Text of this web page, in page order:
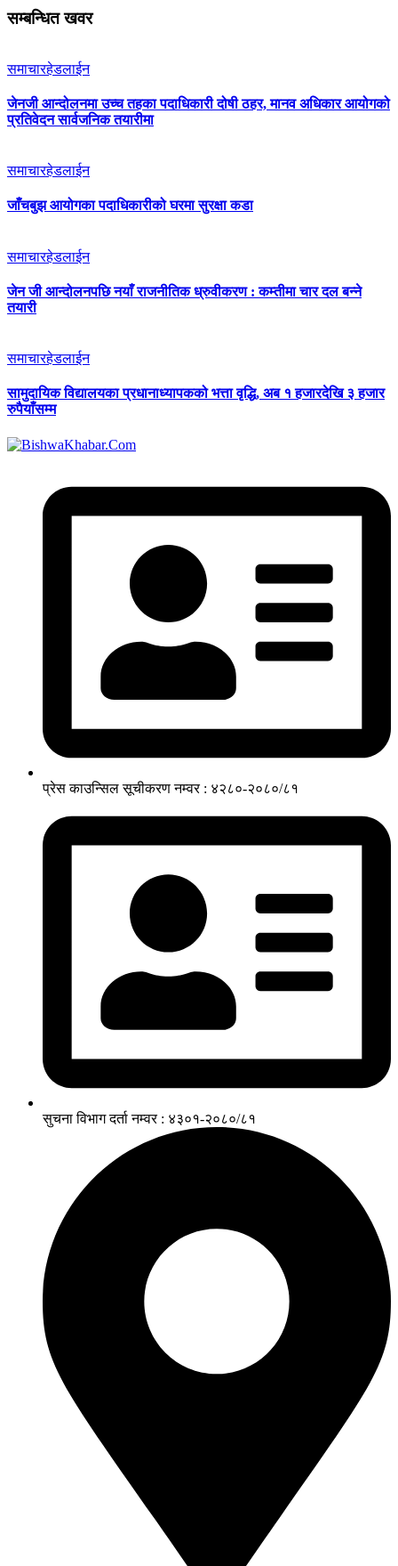
सम्बन्धित खवर
समाचारहेडलाईन
जेनजी आन्दोलनमा उच्च तहका पदाधिकारी दोषी ठहर, मानव अधिकार आयोगको
प्रतिवेदन सार्वजनिक तयारीमा
समाचारहेडलाईन
जाँचबुझ आयोगका पदाधिकारीको घरमा सुरक्षा कडा
समाचारहेडलाईन
जेन जी आन्दोलनपछि नयाँ राजनीतिक ध्रुवीकरण : कम्तीमा चार दल बन्ने
तयारी
समाचारहेडलाईन
सामुदायिक विद्यालयका प्रधानाध्यापकको भत्ता वृद्धि, अब १ हजारदेखि ३ हजार
रुपैयाँसम्म
प्रेस काउन्सिल सूचीकरण नम्वर : ४२८०-२०८०/८१
सुचना विभाग दर्ता नम्वर : ४३०१-२०८०/८१